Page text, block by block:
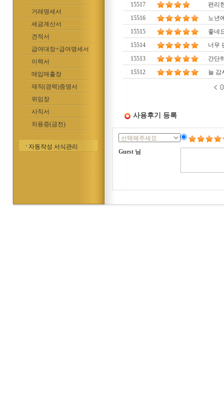
거래명세서
세금계산서
견적서
급여대장+급여명세서
이력서
매입매출장
재직(경력)증명서
위임장
사직서
차용증(금전)
자동작성 서식관리
15517
편리
15516
노년
15515
좋네
15514
너무
15513
간단
15512
늘 감
사용후기 등록
Guest 님